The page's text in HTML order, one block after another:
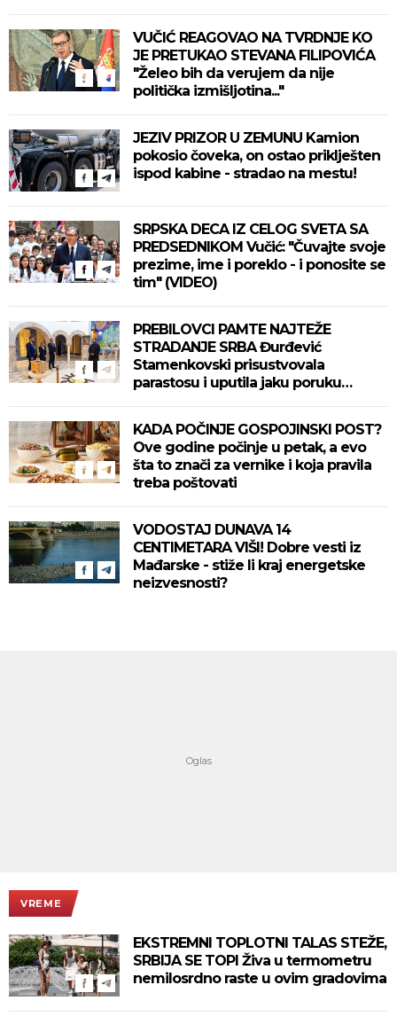
VUČIĆ REAGOVAO NA TVRDNJE KO
JE PRETUKAO STEVANA FILIPOVIĆA
"Želeo bih da verujem da nije
politička izmišljotina..."
JEZIV PRIZOR U ZEMUNU Kamion
pokosio čoveka, on ostao priklješten
ispod kabine - stradao na mestu!
SRPSKA DECA IZ CELOG SVETA SA
PREDSEDNIKOM Vučić: "Čuvajte svoje
prezime, ime i poreklo - i ponosite se
tim" (VIDEO)
PREBILOVCI PAMTE NAJTEŽE
STRADANJE SRBA Đurđević
Stamenkovski prisustvovala
parastosu i uputila jaku poruku
KADA POČINJE GOSPOJINSKI POST?
Ove godine počinje u petak, a evo
šta to znači za vernike i koja pravila
treba poštovati
VODOSTAJ DUNAVA 14
CENTIMETARA VIŠI! Dobre vesti iz
Mađarske - stiže li kraj energetske
neizvesnosti?
VREME
EKSTREMNI TOPLOTNI TALAS STEŽE,
SRBIJA SE TOPI Živa u termometru
nemilosrdno raste u ovim gradovima